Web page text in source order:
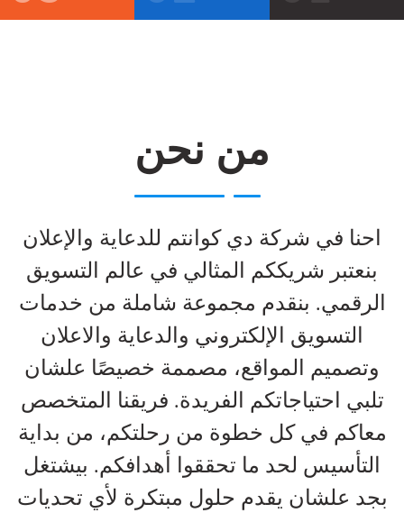
من نحن
احنا في شركة دي كوانتم للدعاية والإعلان
بنعتبر شريككم المثالي في عالم التسويق
الرقمي. بنقدم مجموعة شاملة من خدمات
التسويق الإلكتروني والدعاية والاعلان
وتصميم المواقع، مصممة خصيصًا علشان
تلبي احتياجاتكم الفريدة. فريقنا المتخصص
معاكم في كل خطوة من رحلتكم، من بداية
التأسيس لحد ما تحققوا أهدافكم. بيشتغل
بجد علشان يقدم حلول مبتكرة لأي تحديات